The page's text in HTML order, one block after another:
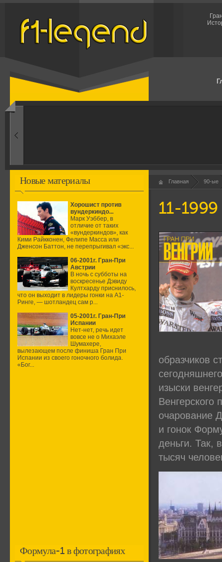
1960-ые
Новые материалы
Хорошист против
вундеркиндо...
Марк Уэббер, в
отличие от таких
«вундеркиндов», как
Кими Райкконен, Фелипе Масса или
Дженсон Баттон, не перепрыгивал «экс...
06-2001г. Гран-При
Австрии
В ночь с субботы на
воскресенье Дэвиду
Култхарду приснилось,
что он выходит в лидеры гонки на А1-
Ринге, — шотландец сам р...
05-2001г. Гран-При
Испании
Нет-нет, речь идет
вовсе не о Михаэле
Шумахере,
вылезающем после финиша Гран При
Испании из своего гоночного болида.
«Бог...
Формула-1 в фотографиях
Главная 90-ые
11-1999
образчиков
изыски
Венгерского
очарование
и гонок
деньги. Так,
тысяч